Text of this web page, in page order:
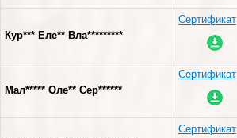
Кур*** Еле** Вла*********
Сертификат
Мал***** Оле** Сер******
Сертификат
Сертификат